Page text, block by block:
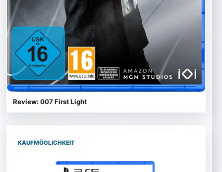
Review: 007 First Light
KAUFMÖGLICHKEIT